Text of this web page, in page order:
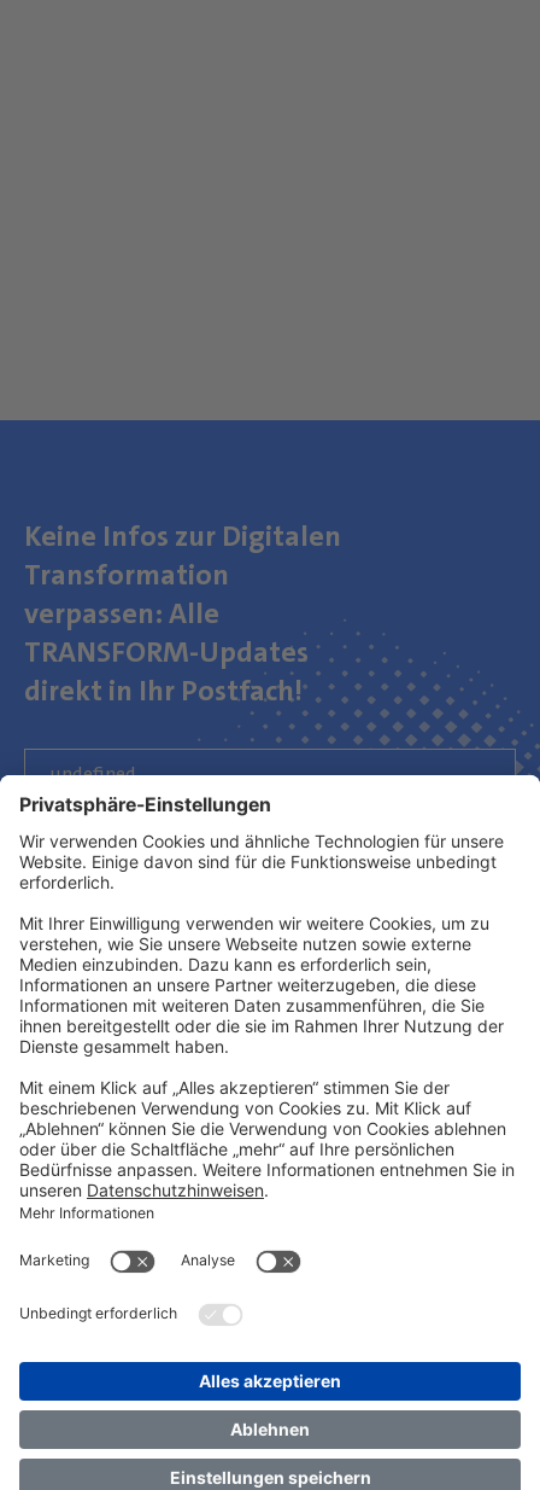
Keine Infos zur Digitalen
Transformation
verpassen: Alle
TRANSFORM-Updates
direkt in Ihr Postfach!
Newsletter abonnieren
Kontakt
TRANSFORM 2026
Über unsFAQImpressumDatenschutz
Cookie-Einstellungen